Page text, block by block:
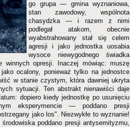
go grupa — gmina wyznaniowa,
stan zawodowy, wspólnota
chasydzka — i razem z nimi
podlegał atakom, obecnie
wyabstrahowany stał się celem
agresji i jako jednostka uosabia
wysoce niewygodnego świadka
winnych opresji. Inaczej mówiąc: muszę
ocalony, ponieważ tylko na jednostce
w stanie czystym, która dawniej ukryta
sytuacji. Ten abstrakt nienawiści daje
dopiero kiedy jednostkę po usunięciu
eksperymencie — poddano presji
jako los". Niezwykłe to wyznanie!
poddano presji antysemityzmu,